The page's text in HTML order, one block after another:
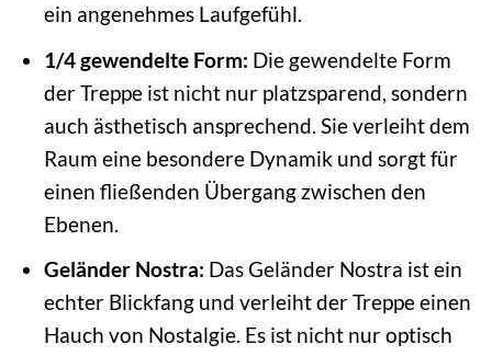
ein angenehmes Laufgefühl.
1/4 gewendelte Form: Die gewendelte Form
der Treppe ist nicht nur platzsparend, sondern
auch ästhetisch ansprechend. Sie verleiht dem
Raum eine besondere Dynamik und sorgt für
einen fließenden Übergang zwischen den
Ebenen.
Geländer Nostra: Das Geländer Nostra ist ein
echter Blickfang und verleiht der Treppe einen
Hauch von Nostalgie. Es ist nicht nur optisch